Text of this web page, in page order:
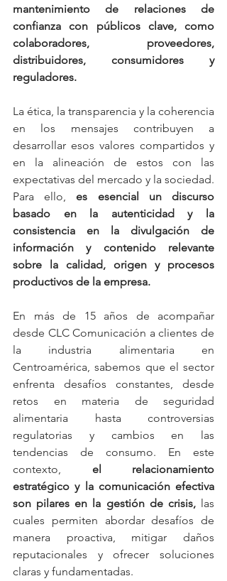
mantenimiento de relaciones de
confianza con públicos clave, como
colaboradores, proveedores,
distribuidores, consumidores y
reguladores.
La ética, la transparencia y la coherencia
en los mensajes contribuyen a
desarrollar esos valores compartidos y
en la alineación de estos con las
expectativas del mercado y la sociedad.
Para ello, es esencial un discurso
basado en la autenticidad y la
consistencia en la divulgación de
información y contenido relevante
sobre la calidad, origen y procesos
productivos de la empresa.
En más de 15 años de acompañar
desde CLC Comunicación a clientes de
la industria alimentaria en
Centroamérica, sabemos que el sector
enfrenta desafíos constantes, desde
retos en materia de seguridad
alimentaria hasta controversias
regulatorias y cambios en las
tendencias de consumo. En este
contexto, el relacionamiento
estratégico y la comunicación efectiva
son pilares en la gestión de crisis, las
cuales permiten abordar desafíos de
manera proactiva, mitigar daños
reputacionales y ofrecer soluciones
claras y fundamentadas.